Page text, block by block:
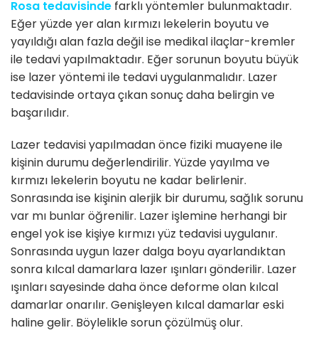
Rosa tedavisinde farklı yöntemler bulunmaktadır.
Eğer yüzde yer alan kırmızı lekelerin boyutu ve
yayıldığı alan fazla değil ise medikal ilaçlar-kremler
ile tedavi yapılmaktadır. Eğer sorunun boyutu büyük
ise lazer yöntemi ile tedavi uygulanmalıdır. Lazer
tedavisinde ortaya çıkan sonuç daha belirgin ve
başarılıdır.
Lazer tedavisi yapılmadan önce fiziki muayene ile
kişinin durumu değerlendirilir. Yüzde yayılma ve
kırmızı lekelerin boyutu ne kadar belirlenir.
Sonrasında ise kişinin alerjik bir durumu, sağlık sorunu
var mı bunlar öğrenilir. Lazer işlemine herhangi bir
engel yok ise kişiye kırmızı yüz tedavisi uygulanır.
Sonrasında uygun lazer dalga boyu ayarlandıktan
sonra kılcal damarlara lazer ışınları gönderilir. Lazer
ışınları sayesinde daha önce deforme olan kılcal
damarlar onarılır. Genişleyen kılcal damarlar eski
haline gelir. Böylelikle sorun çözülmüş olur.